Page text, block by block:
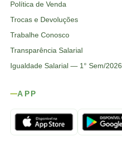
Política de Venda
Trocas e Devoluções
Trabalhe Conosco
Transparência Salarial
Igualdade Salarial — 1° Sem/2026
APP